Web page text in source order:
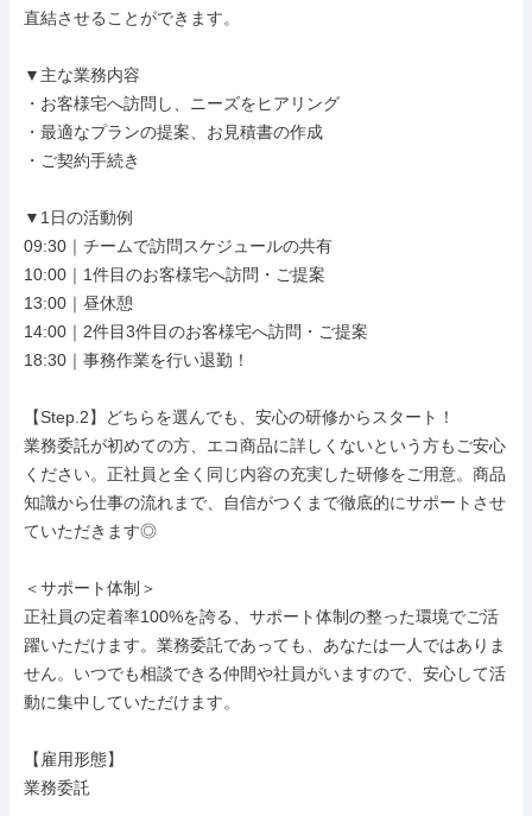
直結させることができます。
▼主な業務内容
・お客様宅へ訪問し、ニーズをヒアリング
・最適なプランの提案、お見積書の作成
・ご契約手続き
▼1日の活動例
09:30｜チームで訪問スケジュールの共有
10:00｜1件目のお客様宅へ訪問・ご提案
13:00｜昼休憩
14:00｜2件目3件目のお客様宅へ訪問・ご提案
18:30｜事務作業を行い退勤！
【Step.2】どちらを選んでも、安心の研修からスタート！
業務委託が初めての方、エコ商品に詳しくないという方もご安心
ください。正社員と全く同じ内容の充実した研修をご用意。商品
知識から仕事の流れまで、自信がつくまで徹底的にサポートさせ
ていただきます◎
＜サポート体制＞
正社員の定着率100%を誇る、サポート体制の整った環境でご活
躍いただけます。業務委託であっても、あなたは一人ではありま
せん。いつでも相談できる仲間や社員がいますので、安心して活
動に集中していただけます。
【雇用形態】
業務委託